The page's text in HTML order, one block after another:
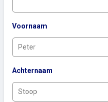
Voornaam
Achternaam